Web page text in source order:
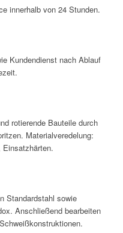
innerhalb von 24 Stunden.
Kundendienst nach Ablauf
rotierende Bauteile durch
Materialveredelung:
Einsatzhärten.
Standardstahl sowie
Anschließend bearbeiten